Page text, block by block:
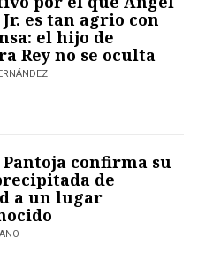
es tan agrio con
el hijo de
Rey no se oculta
confirma su
de
a un lugar